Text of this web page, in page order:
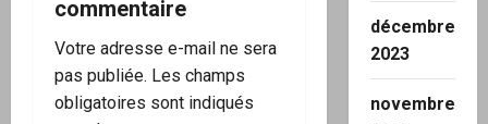
t
i
o
commentaire
Votre adresse e-mail ne sera
pas publiée. Les champs
obligatoires sont indiqués
décembre
2023
novembre